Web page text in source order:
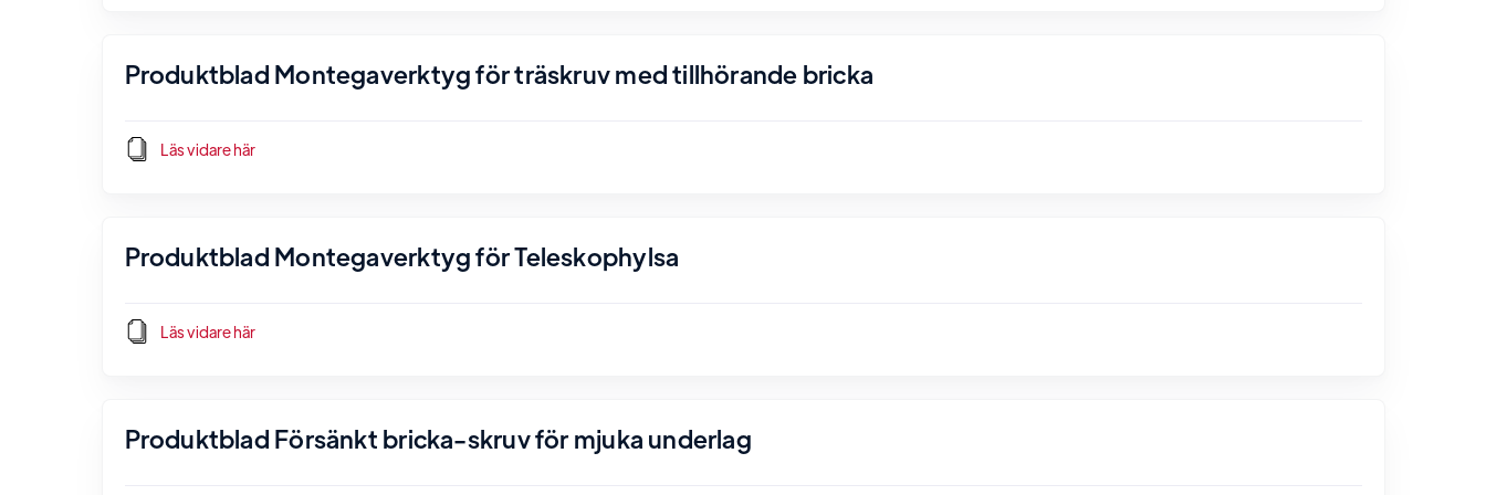
Produktblad Montegaverktyg för träskruv med tillhörande bricka
Läs vidare här
Produktblad Montegaverktyg för Teleskophylsa
Läs vidare här
Produktblad Försänkt bricka-skruv för mjuka underlag